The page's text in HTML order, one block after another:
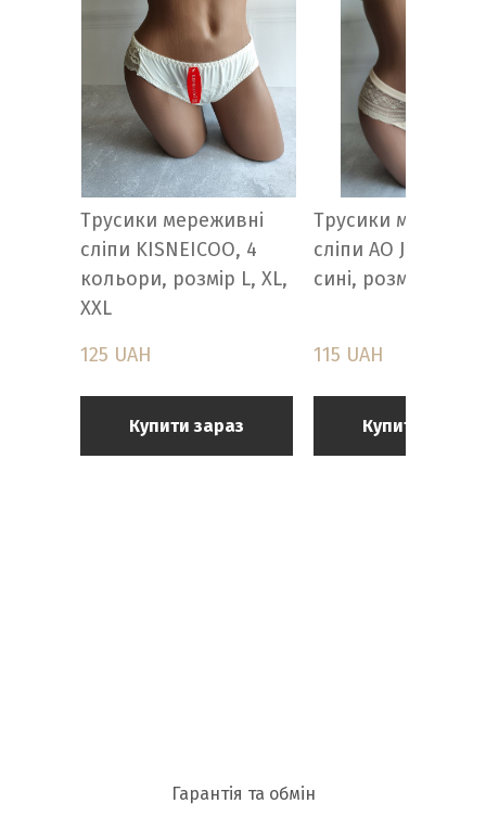
Трусики мереживні
сліпи KISNEICOO, 4
кольори, розмір L, XL,
XXL
125 UAH
Купити зараз
Трусики
сліпи AO JIA SHI,
сині, розмір L, XL,
115 UAH
Купити зараз
Гарантія та обмін